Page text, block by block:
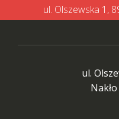
ul. Olszewska 1,
ul.